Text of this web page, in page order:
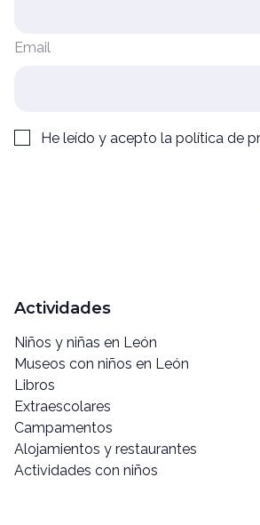
Email
He leído y acepto la política de
Actividades
Niños y niñas en León
Museos con niños en León
Libros
Extraescolares
Campamentos
Alojamientos y restaurantes
Actividades con niños